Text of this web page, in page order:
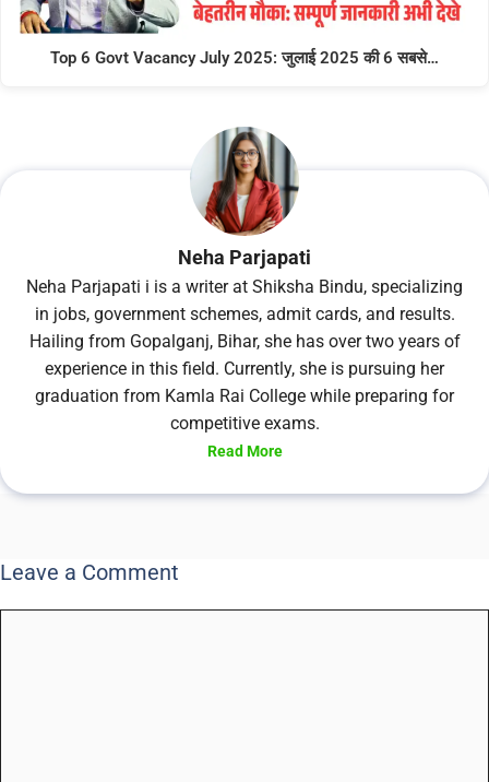
Top 6 Govt Vacancy July 2025: जुलाई 2025 की 6 सबसे…
Neha Parjapati
Neha Parjapati i is a writer at Shiksha Bindu, specializing
in jobs, government schemes, admit cards, and results.
Hailing from Gopalganj, Bihar, she has over two years of
experience in this field. Currently, she is pursuing her
graduation from Kamla Rai College while preparing for
competitive exams.
Read More
Leave a Comment